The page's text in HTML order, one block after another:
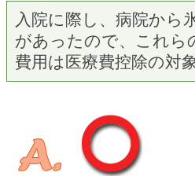
入院に際し、病院から
があったので、これら
費用は医療費控除の対